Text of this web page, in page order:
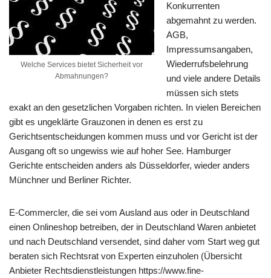
Welche Services bietet Sicherheit vor
Abmahnungen?
Konkurrenten
abgemahnt zu werden.
AGB,
Impressumsangaben,
Wiederrufsbelehrung
und viele andere Details
müssen sich stets
exakt an den gesetzlichen Vorgaben richten. In vielen Bereichen
gibt es ungeklärte Grauzonen in denen es erst zu
Gerichtsentscheidungen kommen muss und vor Gericht ist der
Ausgang oft so ungewiss wie auf hoher See. Hamburger
Gerichte entscheiden anders als Düsseldorfer, wieder anders
Münchner und Berliner Richter.
E-Commercler, die sei vom Ausland aus oder in Deutschland
einen Onlineshop betreiben, der in Deutschland Waren anbietet
und nach Deutschland versendet, sind daher vom Start weg gut
beraten sich Rechtsrat von Experten einzuholen (Übersicht
Anbieter Rechtsdienstleistungen https://www.fine-